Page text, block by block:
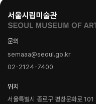
문의
semaaa@seoul.go.kr
02-2124-7400
위치
서울특별시 종로구 평창문화로 101